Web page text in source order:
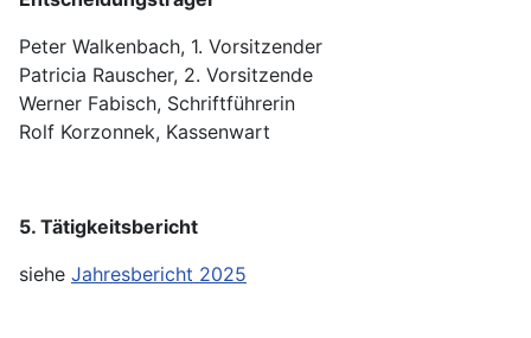
Peter Walkenbach, 1. Vorsitzender
Patricia Rauscher, 2. Vorsitzende
Werner Fabisch, Schriftführerin
Rolf Korzonnek, Kassenwart
5. Tätigkeitsbericht
siehe Jahresbericht 2025